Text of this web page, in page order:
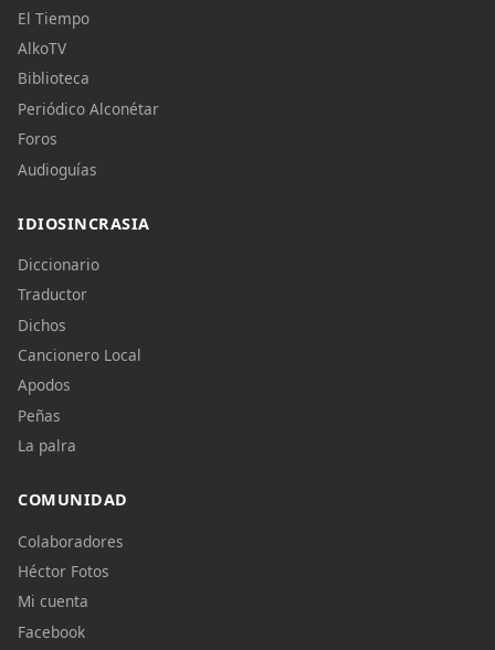
El Tiempo
AlkoTV
Biblioteca
Periódico Alconétar
Foros
Audioguías
IDIOSINCRASIA
Diccionario
Traductor
Dichos
Cancionero Local
Apodos
Peñas
La palra
COMUNIDAD
Colaboradores
Héctor Fotos
Mi cuenta
Facebook